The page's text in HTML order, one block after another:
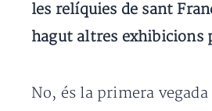
les relíquies de sant
hagut altres exhibicions
No, és la primera vegada